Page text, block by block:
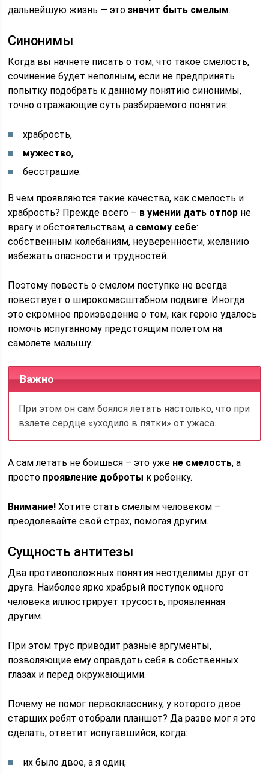
дальнейшую жизнь — этозначит быть смелым.
Синонимы
Когда вы начнете писать о том, что такое смелость,
сочинение будет неполным, если не предпринять
попытку подобрать к данному понятию синонимы,
точно отражающие суть разбираемого понятия:
храбрость,
мужество,
бесстрашие.
В чем проявляются такие качества, как смелость и
храбрость? Прежде всего – в умении дать отпор не
врагу и обстоятельствам, а самому себе:
собственным колебаниям, неуверенности, желанию
избежать опасности и трудностей.
Поэтому повесть о смелом поступке не всегда
повествует о широкомасштабном подвиге. Иногда
это скромное произведение о том, как герою удалось
помочь испуганному предстоящим полетом на
самолете малышу.
Важно
При этом он сам боялся летать настолько, что при
взлете сердце «уходило в пятки» от ужаса.
А сам летать не боишься – это уже не смелость, а
просто проявление доброты к ребенку.
Внимание! Хотите стать смелым человеком –
преодолевайте свой страх, помогая другим.
Сущность антитезы
Два противоположных понятия неотделимы друг от
друга. Наиболее ярко храбрый поступок одного
человека иллюстрирует трусость, проявленная
другим.
При этом трус приводит разные аргументы,
позволяющие ему оправдать себя в собственных
глазах и перед окружающими.
Почему не помог первокласснику, у которого двое
старших ребят отобрали планшет? Да разве мог я это
сделать, ответит испугавшийся, когда:
их было двое, а я один;